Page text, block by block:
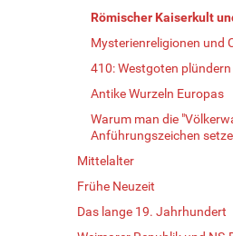
Römischer Kaiserkult
Mysterienreligionen und
410: Westgoten
Antike Wurzeln Europas
Warum man die
Anführungszeichen
Mittelalter
Frühe Neuzeit
Das lange 19. Jahrhundert